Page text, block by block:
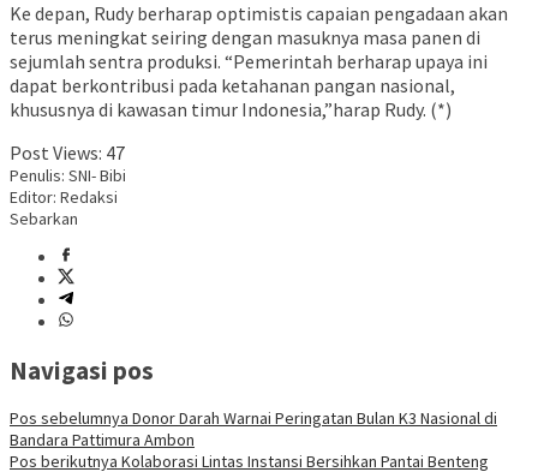
Ke depan, Rudy berharap optimistis capaian pengadaan akan
terus meningkat seiring dengan masuknya masa panen di
sejumlah sentra produksi. “Pemerintah berharap upaya ini
dapat berkontribusi pada ketahanan pangan nasional,
khususnya di kawasan timur Indonesia,”harap Rudy. (*)
Post Views: 47
Penulis: SNI- Bibi
Editor: Redaksi
Sebarkan
Navigasi pos
Pos sebelumnya Donor Darah Warnai Peringatan Bulan K3 Nasional di
Bandara Pattimura Ambon
Pos berikutnya Kolaborasi Lintas Instansi Bersihkan Pantai Benteng